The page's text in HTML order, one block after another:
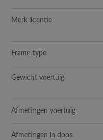
Merk licentie
Frame type
Gewicht voertuig
Afmetingen voertuig
Afmetingen in doos